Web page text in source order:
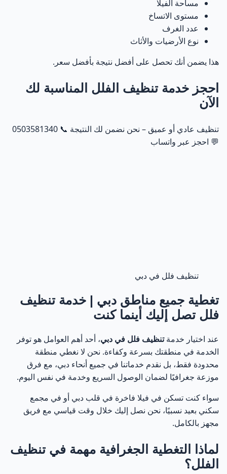
مساحة الفيلا
مستوى الاتساخ
عدد الغرف
نوع الأرضيات والأثاث
هذا يضمن أنك تحصل على أفضل نتيجة بأفضل سعر.
احجز خدمة تنظيف الفلل المناسبة لك
الآن
تنظيف عادي أو عميق – نحن نضمن لك النتيجة 📞 0503581340
💬 احجز عبر واتساب
تنظيف فلل في دبي
تغطية جميع مناطق دبي | خدمة تنظيف
فلل تصل إليك أينما كنت
عند اختيار خدمةتنظيف فلل في دبي، أحد أهم العوامل هو توفر
الخدمة في منطقتك بسرعة وكفاءة. نحن لا نغطي منطقة
محدودة فقط، بل نقدم خدماتنا في جميع أنحاء دبي، مع فرق
موزعة جغرافيًا لضمان الوصول السريع وخدمة في نفس اليوم.
سواء كنت تسكن في فيلا فاخرة في قلب دبي أو في مجمع
سكني بعيد نسبيًا، نحن نصل إليك خلال وقت قياسي مع فريق
مجهز بالكامل.
لماذا التغطية الجغرافية مهمة في تنظيف
الفلل؟